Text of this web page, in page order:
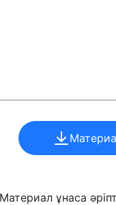
Материал ұнаса